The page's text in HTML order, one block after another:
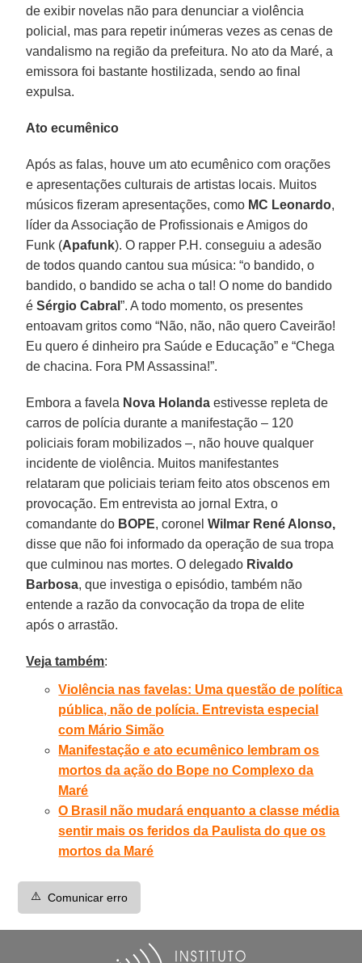
de exibir novelas não para denunciar a violência
policial, mas para repetir inúmeras vezes as cenas de
vandalismo na região da prefeitura. No ato da Maré, a
emissora foi bastante hostilizada, sendo ao final
expulsa.
Ato ecumênico
Após as falas, houve um ato ecumênico com orações
e apresentações culturais de artistas locais. Muitos
músicos fizeram apresentações, como MC Leonardo,
líder da Associação de Profissionais e Amigos do
Funk (Apafunk). O rapper P.H. conseguiu a adesão
de todos quando cantou sua música: “o bandido, o
bandido, o bandido se acha o tal! O nome do bandido
é Sérgio Cabral”. A todo momento, os presentes
entoavam gritos como “Não, não, não quero Caveirão!
Eu quero é dinheiro pra Saúde e Educação” e “Chega
de chacina. Fora PM Assassina!”.
Embora a favela Nova Holanda estivesse repleta de
carros de polícia durante a manifestação – 120
policiais foram mobilizados –, não houve qualquer
incidente de violência. Muitos manifestantes
relataram que policiais teriam feito atos obscenos em
provocação. Em entrevista ao jornal Extra, o
comandante do BOPE, coronelWilmar René Alonso,
disse que não foi informado da operação de sua tropa
que culminou nas mortes. O delegado Rivaldo
Barbosa, que investiga o episódio, também não
entende a razão da convocação da tropa de elite
após o arrastão.
Veja também:
Violência nas favelas: Uma questão de política
pública, não de polícia. Entrevista especial
com Mário Simão
Manifestação e ato ecumênico lembram os
mortos da ação do Bope no Complexo da
Maré
O Brasil não mudará enquanto a classe média
sentir mais os feridos da Paulista do que os
mortos da Maré
⚠️ Comunicar erro